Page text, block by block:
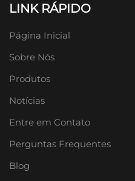
LINK RÁPIDO
Página Inicial
Sobre Nós
Produtos
Notícias
Entre em Contato
Perguntas Frequentes
Blog